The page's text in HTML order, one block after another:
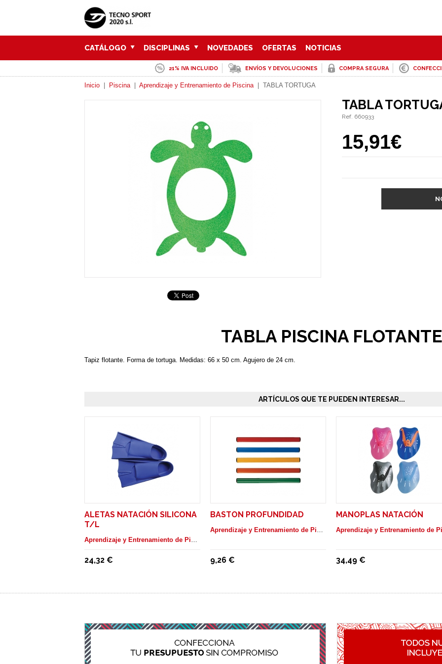
CATÁLOGO DISCIPLINAS NOVEDADES OFERTAS NOTICIAS
21% IVA INCLUIDO ENVÍOS Y DEVOLUCIONES COMPRA SEGURA
Inicio Piscina| Aprendizaje y Entrenamiento de Piscina| TABLA TORTUGA
TABLA
Ref. 660933
15,91€
TABLA PISCINA FLOTANTE
Tapiz flotante. Forma de tortuga. Medidas: 66 x 50 cm. Agujero de 24 cm.
ARTÍCULOS QUE TE PUEDEN INTERESAR...
ALETAS NATACIÓN SILICONA
T/L
Aprendizaje y Entrenamiento de Piscina
24,32 €
BASTON PROFUNDIDAD
Aprendizaje y Entrenamiento de Piscina
9,26 €
MANOPLAS NATACIÓN
34,49 €